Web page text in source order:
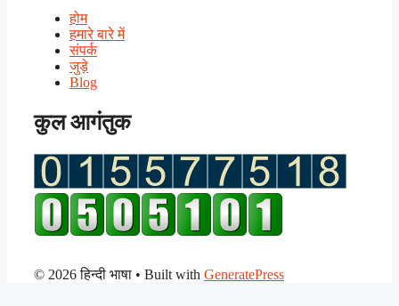
होम
हमारे बारे में
संपर्क
जुड़े
Blog
कुल आगंतुक
© 2026 हिन्दी भाषा • Built with GeneratePress